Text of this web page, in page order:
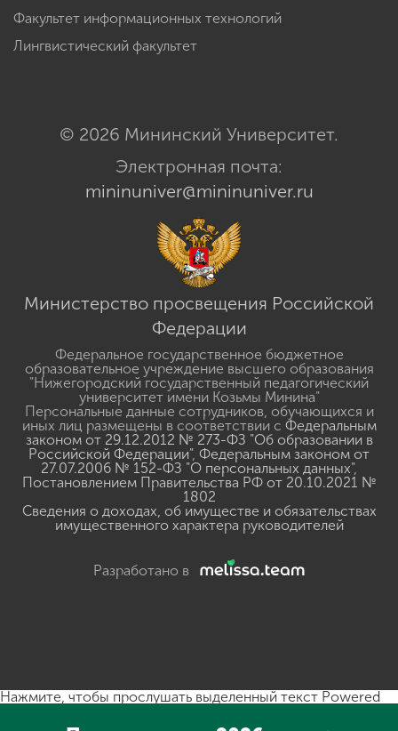
Факультет информационных технологий
Лингвистический факультет
© 2026 Мининский Университет.
Электронная почта:
mininuniver@mininuniver.ru
Министерство просвещения Российской
Федерации
Федеральное государственное бюджетное
образовательное учреждение высшего образования
"Нижегородский государственный педагогический
университет имени Козьмы Минина"
Персональные данные сотрудников, обучающихся и
иных лиц размещены в соответствии с Федеральным
законом от 29.12.2012 № 273-ФЗ "Об образовании в
Российской Федерации", Федеральным законом от
27.07.2006 № 152-ФЗ "О персональных данных",
Постановлением Правительства РФ от 20.10.2021 №
1802
Сведения о доходах, об имуществе и обязательствах
имущественного характера руководителей
Разработано в
Нажмите, чтобы прослушать выделенный текст Powered